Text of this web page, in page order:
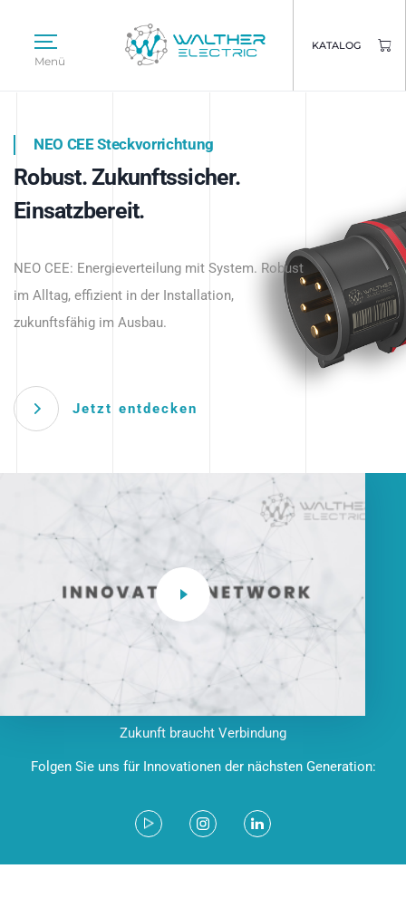
Menü
KATALOG
Intelligente Stromverteilung
beginnt hier.
NEO CEE Steckvorrichtung
Robust. Zukunftssicher.
Einsatzbereit.
NEO CEE: Energieverteilung mit System. Robust
im Alltag, effizient in der Installation,
zukunftsfähig im Ausbau.
Jetzt entdecken
Intelligenz trifft Energie.
Anwendungen – robust, IP-geschützt und
zukunftsfähig.
Zukunft braucht Verbindung
Folgen Sie uns für Innovationen der nächsten Generation: